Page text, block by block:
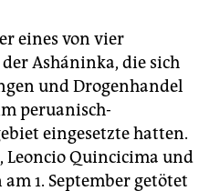
eines von vier
Asháninka, die sich
und Drogenhandel
peruanisch-
eingesetzte hatten.
Leoncio Quincicima und
1. September getötet